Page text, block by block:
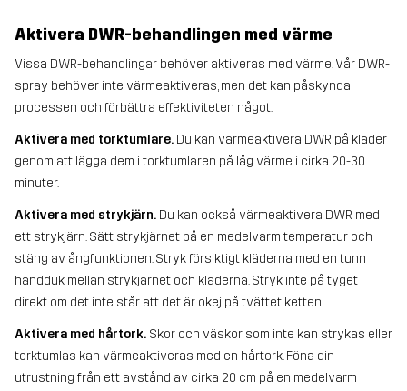
Aktivera DWR-behandlingen med värme
Vissa DWR-behandlingar behöver aktiveras med värme. Vår DWR-
spray behöver inte värmeaktiveras, men det kan påskynda
processen och förbättra effektiviteten något.
Aktivera med torktumlare. Du kan värmeaktivera DWR på kläder
genom att lägga dem i torktumlaren på låg värme i cirka 20-30
minuter.
Aktivera med strykjärn. Du kan också värmeaktivera DWR med
ett strykjärn. Sätt strykjärnet på en medelvarm temperatur och
stäng av ångfunktionen. Stryk försiktigt kläderna med en tunn
handduk mellan strykjärnet och kläderna. Stryk inte på tyget
direkt om det inte står att det är okej på tvättetiketten.
Aktivera med hårtork. Skor och väskor som inte kan strykas eller
torktumlas kan värmeaktiveras med en hårtork. Föna din
utrustning från ett avstånd av cirka 20 cm på en medelvarm